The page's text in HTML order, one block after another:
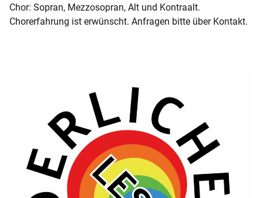
Chor: Sopran, Mezzosopran, Alt und Kontraalt.
Chorerfahrung ist erwünscht. Anfragen bitte über Kontakt.